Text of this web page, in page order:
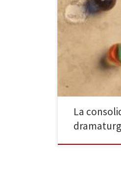
Pablo Remón ha
cartelera teatral
desde que en
La_Abducción y
La abducción de
obras que ha
todas escritas […]
La